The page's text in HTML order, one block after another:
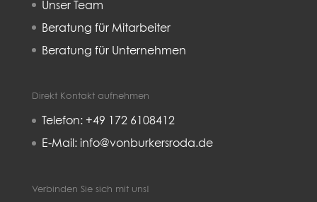
Unser Team
Beratung für Mitarbeiter
Beratung für Unternehmen
Direkt Kontakt aufnehmen
Telefon: +49 172 6108412
E-Mail: info@vonburkersroda.de
Verbinden Sie sich mit uns!